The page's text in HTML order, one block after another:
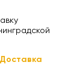
Доставка